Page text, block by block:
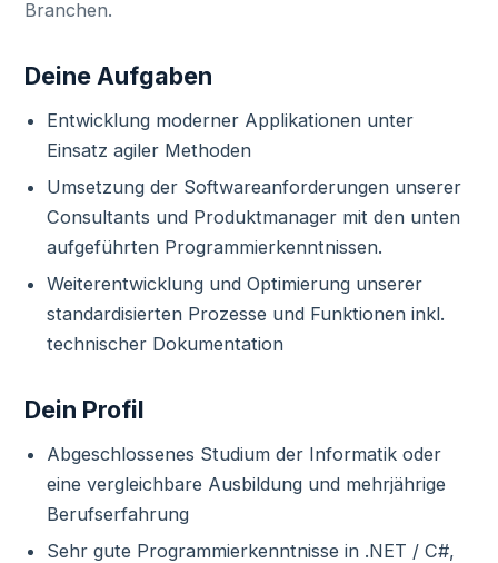
Branchen.
Deine Aufgaben
Entwicklung moderner Applikationen unter
Einsatz agiler Methoden
Umsetzung der Softwareanforderungen unserer
Consultants und Produktmanager mit den unten
aufgeführten Programmierkenntnissen.
Weiterentwicklung und Optimierung unserer
standardisierten Prozesse und Funktionen inkl.
technischer Dokumentation
Dein Profil
Abgeschlossenes Studium der Informatik oder
eine vergleichbare Ausbildung und mehrjährige
Berufserfahrung
Sehr gute Programmierkenntnisse in .NET / C#,